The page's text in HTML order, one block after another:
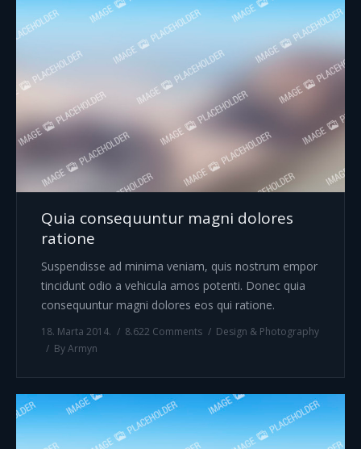
Quia consequuntur magni dolores
ratione
Suspendisse ad minima veniam, quis nostrum empor
tincidunt odio a vehicula amos potenti. Donec quia
consequuntur magni dolores eos qui ratione.
18. Marta 2014. 8.622 Comments
Design & Photography
ByArmyn